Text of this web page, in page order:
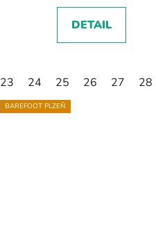
DETAIL
23 24 25 26 27 28
BAREFOOT PLZEŇ